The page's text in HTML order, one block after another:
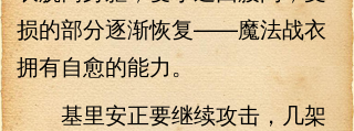
损的部分逐渐恢复——魔法战衣
拥有自愈的能力。
基里安正要继续攻击，几架